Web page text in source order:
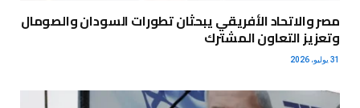
مصر والاتحاد الأفريقي يبحثان تطورات السودان والصومال
وتعزيز التعاون المشترك
31 يوليو، 2026